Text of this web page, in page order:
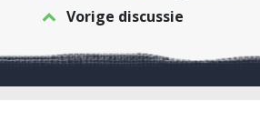
Vorige discussie